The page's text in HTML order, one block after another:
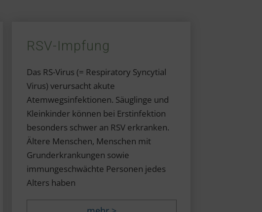
RSV-Impfung
Das RS-Virus (= Respiratory Syncytial
Virus) verursacht akute
Atemwegsinfektionen. Säuglinge und
Kleinkinder können bei Erstinfektion
besonders schwer an RSV erkranken.
Ältere Menschen, Menschen mit
Grunderkrankungen sowie
immungeschwächte Personen jedes
Alters haben